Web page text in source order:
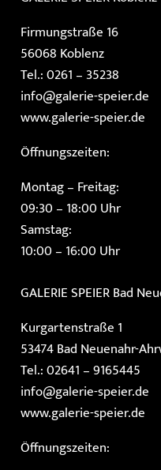
Firmungstraße 16
56068 Koblenz
Tel.: 0261 – 35238
info@galerie-speier.de
www.galerie-speier.de
Öffnungszeiten:
Montag – Freitag:
09:30 – 18:00 Uhr
Samstag:
10:00 – 16:00 Uhr
GALERIE SPEIERBad
Kurgartenstraße 1
53474 Bad Neuenahr-
Tel.: 02641 – 9165445
info@galerie-speier.de
www.galerie-speier.de
Öffnungszeiten: